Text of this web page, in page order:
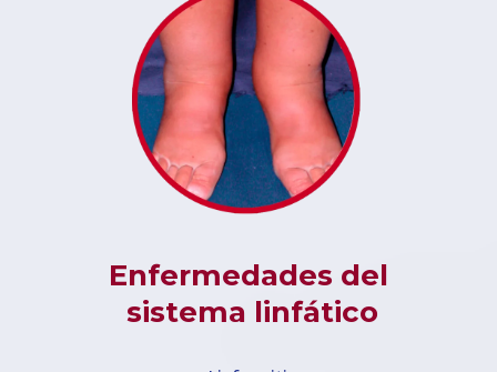
Enfermedades del
sistema linfático